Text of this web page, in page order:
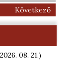
Következő
08. 21.)